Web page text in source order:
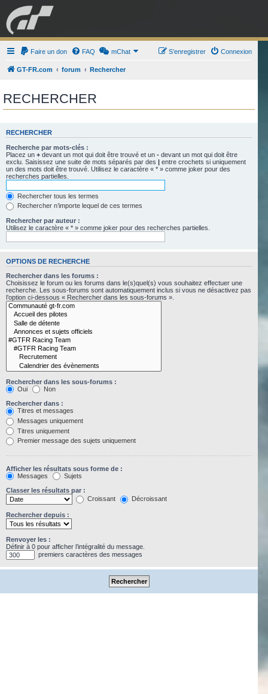
GRAN TURISMO FORUM
ESPORT BOUTIQUE
Faire un don FAQ mChat Connexion
S’enregistrer
GT-FR.com forum Rechercher
RECHERCHER
RECHERCHER
Recherche par mots-clés :
Placez un + devant un mot qui doit être trouvé et un - devant un mot qui doit être
exclu. Saisissez une suite de mots séparés par des | entre crochets si uniquement
un des mots doit être trouvé. Utilisez le caractère « * » comme joker pour des
recherches partielles.
Rechercher tous les termes
Rechercher n’importe lequel de ces termes
Rechercher par auteur :
Utilisez le caractère « * » comme joker pour des recherches partielles.
OPTIONS DE RECHERCHE
Rechercher dans les forums :
Choisissez le forum ou les forums dans le(s)quel(s) vous souhaitez effectuer une
recherche. Les sous-forums sont automatiquement inclus si vous ne désactivez pas
l’option ci-dessous « Rechercher dans les sous-forums ».
Rechercher dans les sous-forums :
Oui
Non
Rechercher dans :
Titres et messages
Messages uniquement
Titres uniquement
Premier message des sujets uniquement
Afficher les résultats sous forme de :
Messages
Sujets
Classer les résultats par :
Croissant
Décroissant
Rechercher depuis :
Renvoyer les :
Définir à 0 pour afficher l’intégralité du message.
premiers caractères des messages